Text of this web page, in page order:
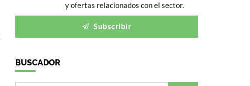
y ofertas relacionados con el sector.
Subscribir
BUSCADOR